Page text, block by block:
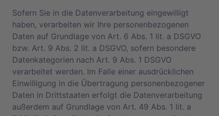
Sofern Sie in die Datenverarbeitung eingewilligt
haben, verarbeiten wir Ihre personenbezogenen
Daten auf Grundlage von Art. 6 Abs. 1 lit. a DSGVO
bzw. Art. 9 Abs. 2 lit. a DSGVO, sofern besondere
Datenkategorien nach Art. 9 Abs. 1 DSGVO
verarbeitet werden. Im Falle einer ausdrücklichen
Einwilligung in die Übertragung personenbezogener
Daten in Drittstaaten erfolgt die Datenverarbeitung
außerdem auf Grundlage von Art. 49 Abs. 1 lit. a